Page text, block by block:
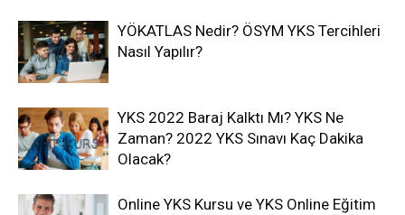
YÖKATLAS Nedir? ÖSYM YKS Tercihleri
Nasıl Yapılır?
YKS 2022 Baraj Kalktı Mı? YKS Ne
Zaman? 2022 YKS Sınavı Kaç Dakika
Olacak?
Online YKS Kursu ve YKS Online Eğitim